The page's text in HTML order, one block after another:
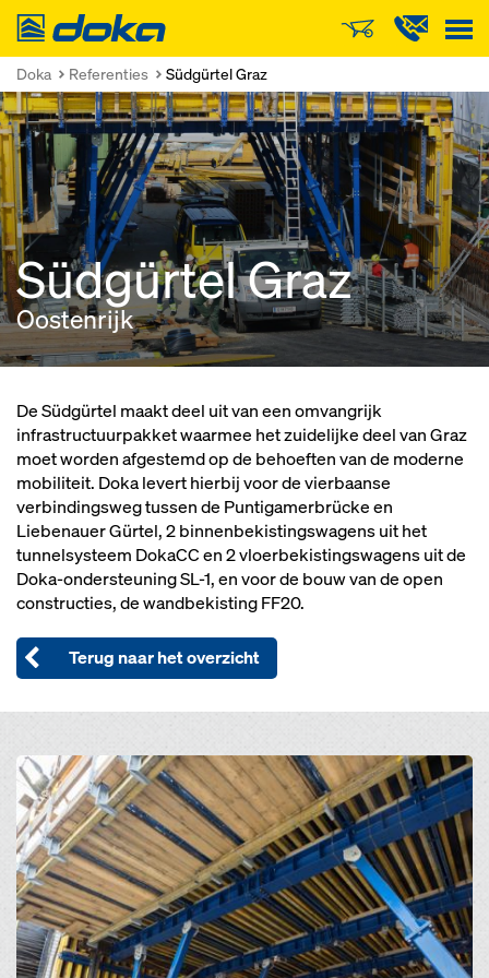
Doka
Doka Referenties Südgürtel Graz
Südgürtel Graz
Oostenrijk
De Südgürtel maakt deel uit van een omvangrijk
infrastructuurpakket waarmee het zuidelijke deel van Graz
moet worden afgestemd op de behoeften van de moderne
mobiliteit. Doka levert hierbij voor de vierbaanse
verbindingsweg tussen de Puntigamerbrücke en
Liebenauer Gürtel, 2 binnenbekistingswagens uit het
tunnelsysteem DokaCC en 2 vloerbekistingswagens uit de
Doka-ondersteuning SL-1, en voor de bouw van de open
constructies, de wandbekisting FF20.
Terug naar het overzicht
Open